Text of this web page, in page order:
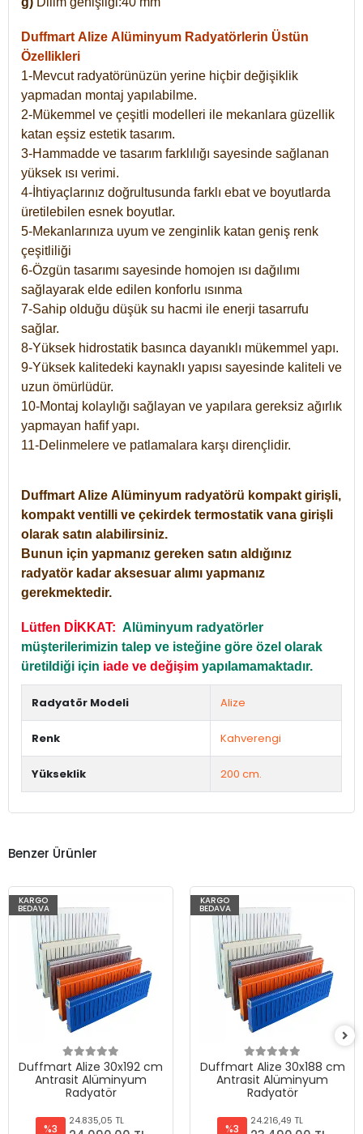
Duffmart Alize Alüminyum Radyatörlerin Üstün
Özellikleri
1-Mevcut radyatörünüzün yerine hiçbir değişiklik
yapmadan montaj yapılabilme.
2-Mükemmel ve çeşitli modelleri ile mekanlara güzellik
katan eşsiz estetik tasarım.
3-Hammadde ve tasarım farklılığı sayesinde sağlanan
yüksek ısı verimi.
4-İhtiyaçlarınız doğrultusunda farklı ebat ve boyutlarda
üretilebilen esnek boyutlar.
5-Mekanlarınıza uyum ve zenginlik katan geniş renk
çeşitliliği
6-Özgün tasarımı sayesinde homojen ısı dağılımı
sağlayarak elde edilen konforlu ısınma
7-Sahip olduğu düşük su hacmi ile enerji tasarrufu
sağlar.
8-Yüksek hidrostatik basınca dayanıklı mükemmel yapı.
9-Yüksek kalitedeki kaynaklı yapısı sayesinde kaliteli ve
uzun ömürlüdür.
10-Montaj kolaylığı sağlayan ve yapılara gereksiz ağırlık
yapmayan hafif yapı.
11-Delinmelere ve patlamalara karşı dirençlidir.
Duffmart Alize Alüminyum radyatörü kompakt girişli,
kompakt ventilli ve çekirdek termostatik vana girişli
olarak satın alabilirsiniz.
Bunun için yapmanız gereken satın aldığınız
radyatör kadar aksesuar alımı yapmanız
gerekmektedir.
Lütfen DİKKAT: Alüminyum radyatörler
müşterilerimizin talep ve isteğine göre özel olarak
üretildiği için iade ve değişim yapılamamaktadır.
Radyatör Modeli Alize
Renk Kahverengi
Yükseklik 200 cm.
Benzer Ürünler
KARGO
BEDAVA
Duffmart Alize 30x192 cm
Antrasit Alüminyum
Radyatör
%3
24.835,05 TL
KARGO
BEDAVA
Duffmart Alize 30x188 cm
Antrasit Alüminyum
Radyatör
%3
24.216,49 TL